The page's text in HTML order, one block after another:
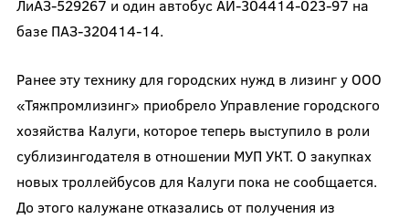
ЛиАЗ-529267 и один автобус АИ-304414-023-97 на
базе ПАЗ-320414-14.
Ранее эту технику для городских нужд в лизинг у ООО
«Тяжпромлизинг» приобрело Управление городского
хозяйства Калуги, которое теперь выступило в роли
сублизингодателя в отношении МУП УКТ. О закупках
новых троллейбусов для Калуги пока не сообщается.
До этого калужане отказались от получения из